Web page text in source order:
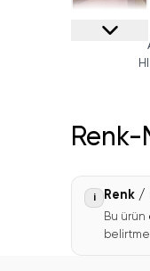
Renk-
i Renk /
Bu ürün